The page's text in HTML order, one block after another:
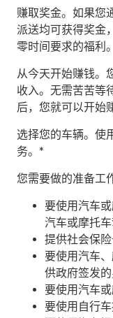
赚取奖金。 如果您
派送均可获得奖金
零时间要求的福利。
从今天开始赚钱。
收入。无需苦苦等
后，您就可以开始
选择您的车辆。使
务。*
您需要做的准备工
要使用汽车
汽车或摩托
提供社会保
要使用汽车
供政府签发
要使用汽车
要使用自行